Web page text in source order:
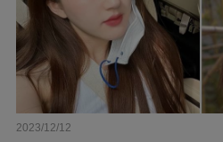
2023/12/12